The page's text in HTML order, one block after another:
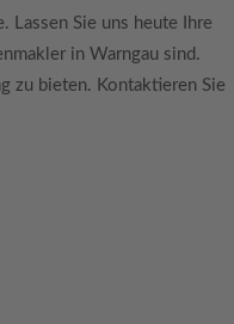
Lassen Sie uns heute Ihre
in Warngau sind.
zu bieten. Kontaktieren Sie